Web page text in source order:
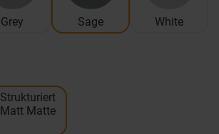
Grey Sage White
Strukturiert
Matt Matte